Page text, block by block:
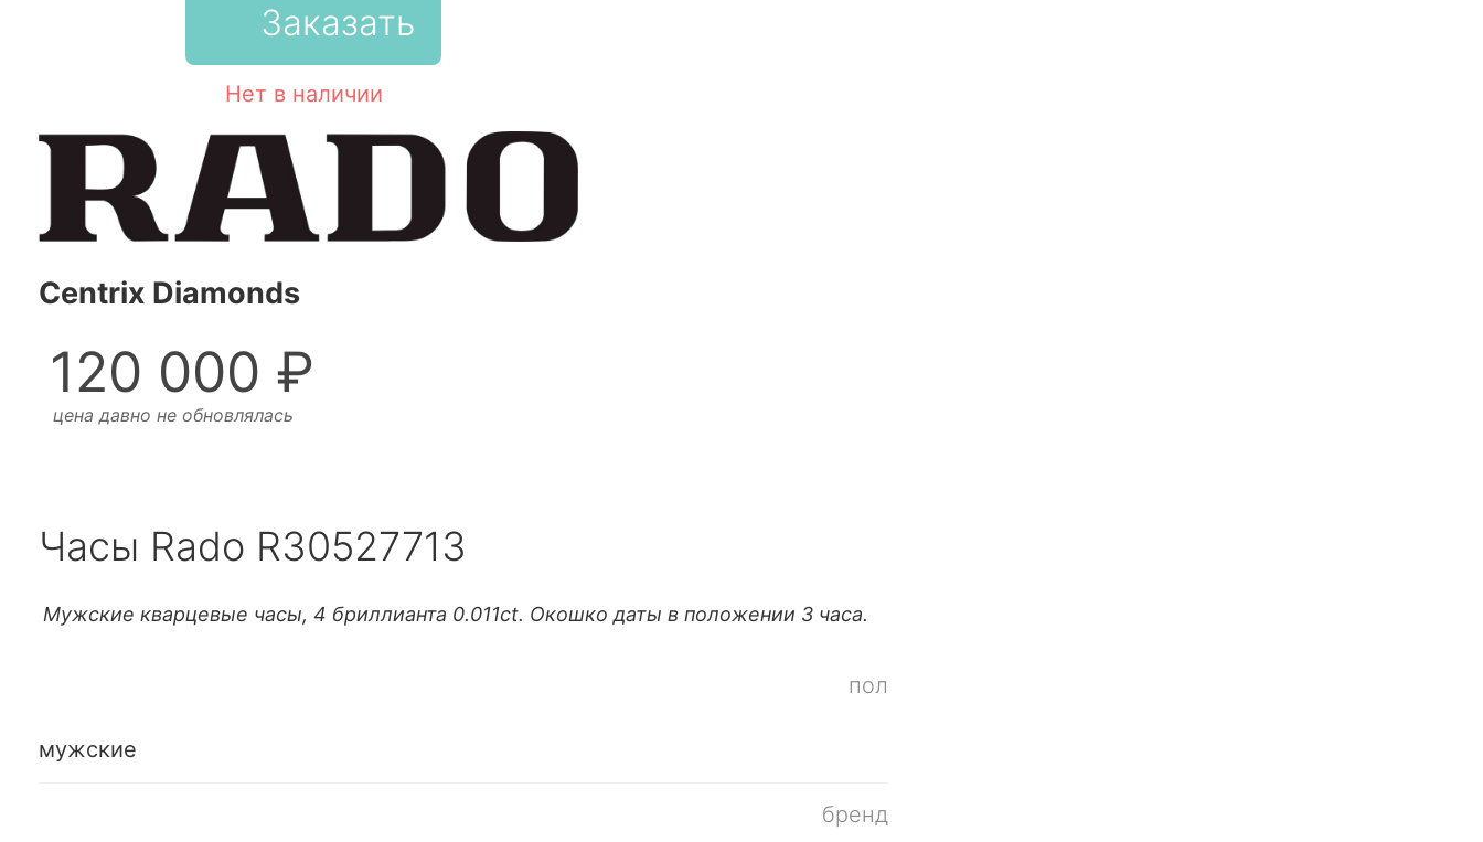
Заказать
Нет в наличии
Centrix Diamonds
120 000 ₽
цена давно не обновлялась
Часы Rado R30527713
Мужские кварцевые часы, 4 бриллианта 0.011ct. Окошко даты в положении 3 часа.
пол
мужские
бренд